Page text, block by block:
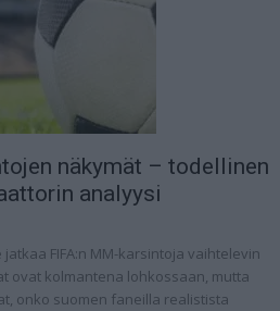
näkymät – todellinen
analyysi
FIFA:n MM-karsintoja vaihtelevin
ovat kolmantena lohkossaan, mutta
onko suomen faneilla realistista